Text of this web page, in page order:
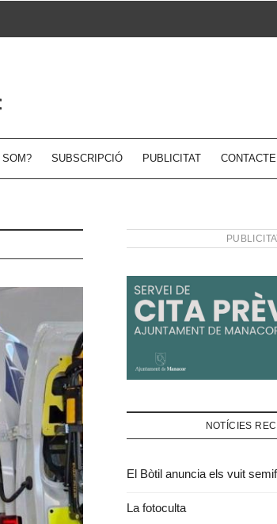
SOM? SUBSCRIPCIÓ PUBLICITAT CONTACTE
NOTÍCIES
El Bòtil anuncia els vuit
La fotoculta